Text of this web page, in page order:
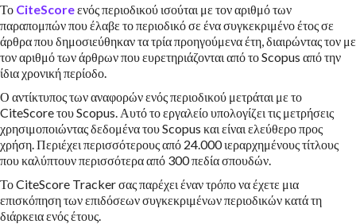
Το CiteScoreενός περιοδικού ισούται με τον αριθμό των
παραπομπών που έλαβε το περιοδικό σε ένα συγκεκριμένο έτος σε
άρθρα που δημοσιεύθηκαν τα τρία προηγούμενα έτη, διαιρώντας τον με
τον αριθμό των άρθρων που ευρετηριάζονται από το Scopus από την
ίδια χρονική περίοδο.
Ο αντίκτυπος των αναφορών ενός περιοδικού μετράται με το
CiteScore του Scopus. Αυτό το εργαλείο υπολογίζει τις μετρήσεις
χρησιμοποιώντας δεδομένα του Scopus και είναι ελεύθερο προς
χρήση. Περιέχει περισσότερους από 24.000 ιεραρχημένους τίτλους
που καλύπτουν περισσότερα από 300 πεδία σπουδών.
Το CiteScore Tracker σας παρέχει έναν τρόπο να έχετε μια
επισκόπηση των επιδόσεων συγκεκριμένων περιοδικών κατά τη
διάρκεια ενός έτους.